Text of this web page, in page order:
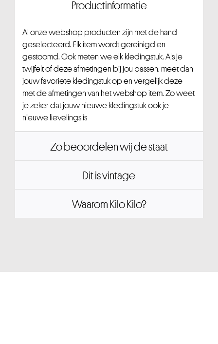
Productinformatie
Al onze webshop producten zijn met de hand
geselecteerd. Elk item wordt gereinigd en
gestoomd. Ook meten we elk kledingstuk. Als je
twijfelt of deze afmetingen bij jou passen, meet dan
jouw favoriete kledingstuk op en vergelijk deze
met de afmetingen van het webshop item. Zo weet
je zeker dat jouw nieuwe kledingstuk ook je
nieuwe lievelings is
Zo beoordelen wij de staat
Dit is vintage
Waarom Kilo Kilo?